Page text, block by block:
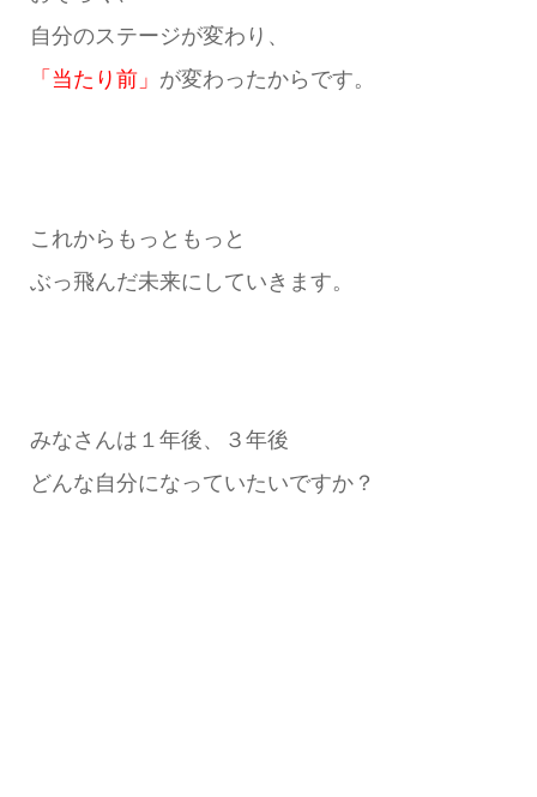
自分のステージが変わり、
「当たり前」 が変わったからです。
これからもっともっと
ぶっ飛んだ未来にしていきます。
みなさんは１年後、３年後
どんな自分になっていたいですか？